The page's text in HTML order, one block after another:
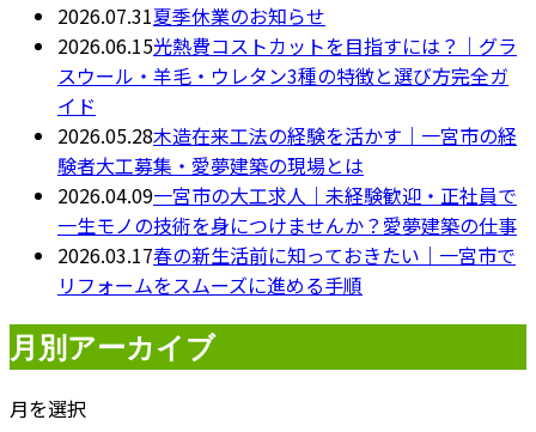
2026.07.31夏季休業のお知らせ
2026.06.15光熱費コストカットを目指すには？｜グラ
スウール・羊毛・ウレタン3種の特徴と選び方完全ガ
イド
2026.05.28木造在来工法の経験を活かす｜一宮市の経
験者大工募集・愛夢建築の現場とは
2026.04.09一宮市の大工求人｜未経験歓迎・正社員で
一生モノの技術を身につけませんか？愛夢建築の仕事
2026.03.17春の新生活前に知っておきたい｜一宮市で
リフォームをスムーズに進める手順
月別アーカイブ
月を選択